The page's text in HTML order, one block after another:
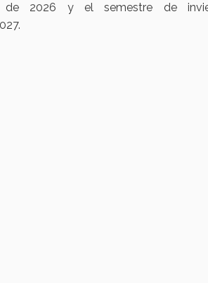
de 2026 y el semestre de